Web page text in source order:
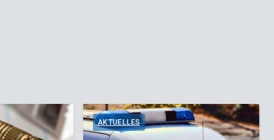
AKTUELLES